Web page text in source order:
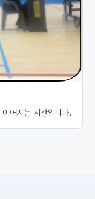
어지는 시간입니다.